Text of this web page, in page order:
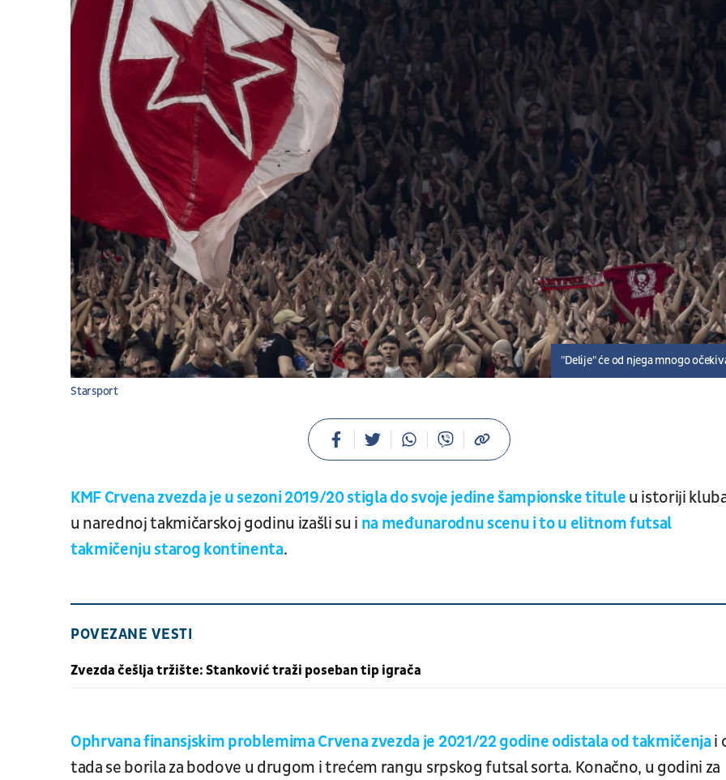
Starsport
"Delije" će od njega mnogo
KMF Crvena zvezda je u sezoni 2019/20 stigla do svoje jedine šampionske titule u istoriji
u narednoj takmičarskoj godinu izašli su i na međunarodnu scenu i to u elitnom futsal
takmičenju starog kontinenta.
POVEZANE VESTI
Zvezda češlja tržište: Stanković traži poseban tip igrača
Ophrvana finansjskim problemima Crvena zvezda je 2021/22 godine odistala od takmičenja i
tada se borila za bodove u drugom i trećem rangu srpskog futsal sorta. Konačno, u godini za